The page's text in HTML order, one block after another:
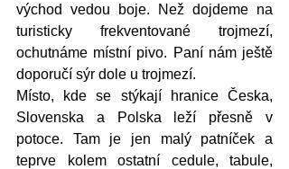
východ vedou boje. Než dojdeme na
turisticky frekventované trojmezí,
ochutnáme místní pivo. Paní nám ještě
doporučí sýr dole u trojmezí.
Místo, kde se stýkají hranice Česka,
Slovenska a Polska leží přesně v
potoce. Tam je jen malý patníček a
teprve kolem ostatní cedule, tabule,